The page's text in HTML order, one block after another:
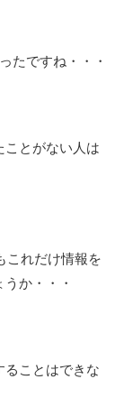
たですね・・・
ことがない人は
これだけ情報を
か・・・
ることはできな